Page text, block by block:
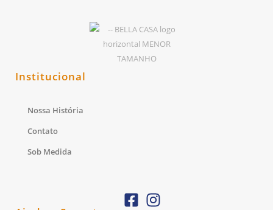
Institucional
Nossa História
Contato
Sob Medida